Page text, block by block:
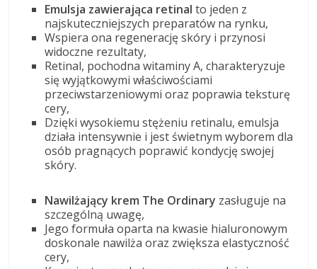
Emulsja zawierająca retinal to jeden z
najskuteczniejszych preparatów na rynku,
Wspiera ona regenerację skóry i przynosi
widoczne rezultaty,
Retinal, pochodna witaminy A, charakteryzuje
się wyjątkowymi właściwościami
przeciwstarzeniowymi oraz poprawia teksturę
cery,
Dzięki wysokiemu stężeniu retinalu, emulsja
działa intensywnie i jest świetnym wyborem dla
osób pragnących poprawić kondycję swojej
skóry.
Nawilżający krem The Ordinary zasługuje na
szczególną uwagę,
Jego formuła oparta na kwasie hialuronowym
doskonale nawilża oraz zwiększa elastyczność
cery,